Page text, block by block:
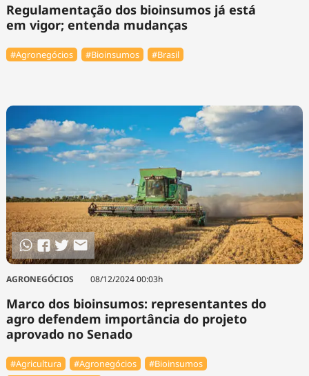
Regulamentação dos bioinsumos já está
em vigor; entenda mudanças
#Agronegócios #Bioinsumos #Brasil
AGRONEGÓCIOS 08/12/2024 00:03h
Marco dos bioinsumos: representantes do
agro defendem importância do projeto
aprovado no Senado
#Agricultura #Agronegócios
#Bioinsumos